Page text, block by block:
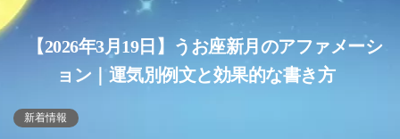
v
【2026年3月19日】うお座新月のアファメーシ
ョン｜運気別例文と効果的な書き方
新着情報